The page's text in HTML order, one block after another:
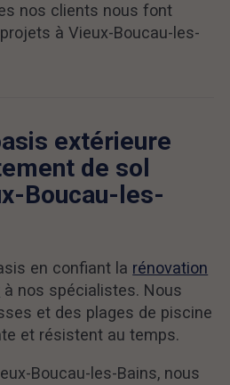
nos clients nous font
à Vieux-Boucau-les-
extérieure
de sol
Boucau-les-
en confiant la rénovation
à nos spécialistes. Nous
et des plages de piscine
et résistent au temps.
Boucau-les-Bains, nous